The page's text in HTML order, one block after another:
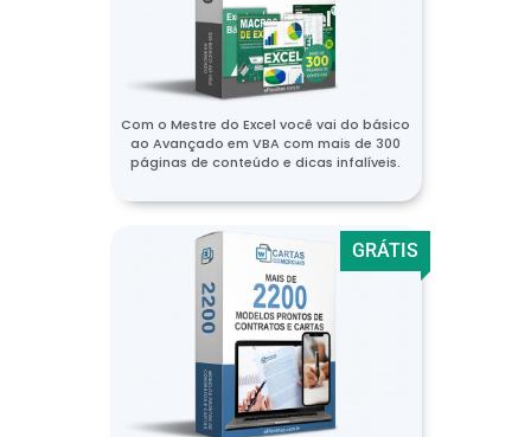
Com o Mestre do Excel você vai do básico
ao Avançado em VBA com mais de 300
páginas de conteúdo e dicas infalíveis.
GRÁTIS